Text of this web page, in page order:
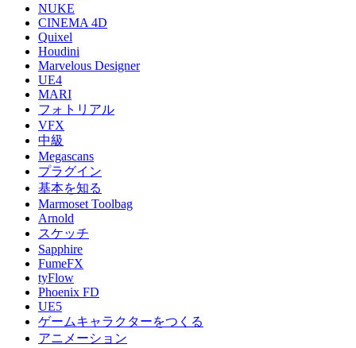
NUKE
CINEMA 4D
Quixel
Houdini
Marvelous Designer
UE4
MARI
フォトリアル
VFX
中級
Megascans
プラグイン
基本を知る
Marmoset Toolbag
Arnold
スケッチ
Sapphire
FumeFX
tyFlow
Phoenix FD
UE5
ゲームキャラクターをつくる
アニメーション